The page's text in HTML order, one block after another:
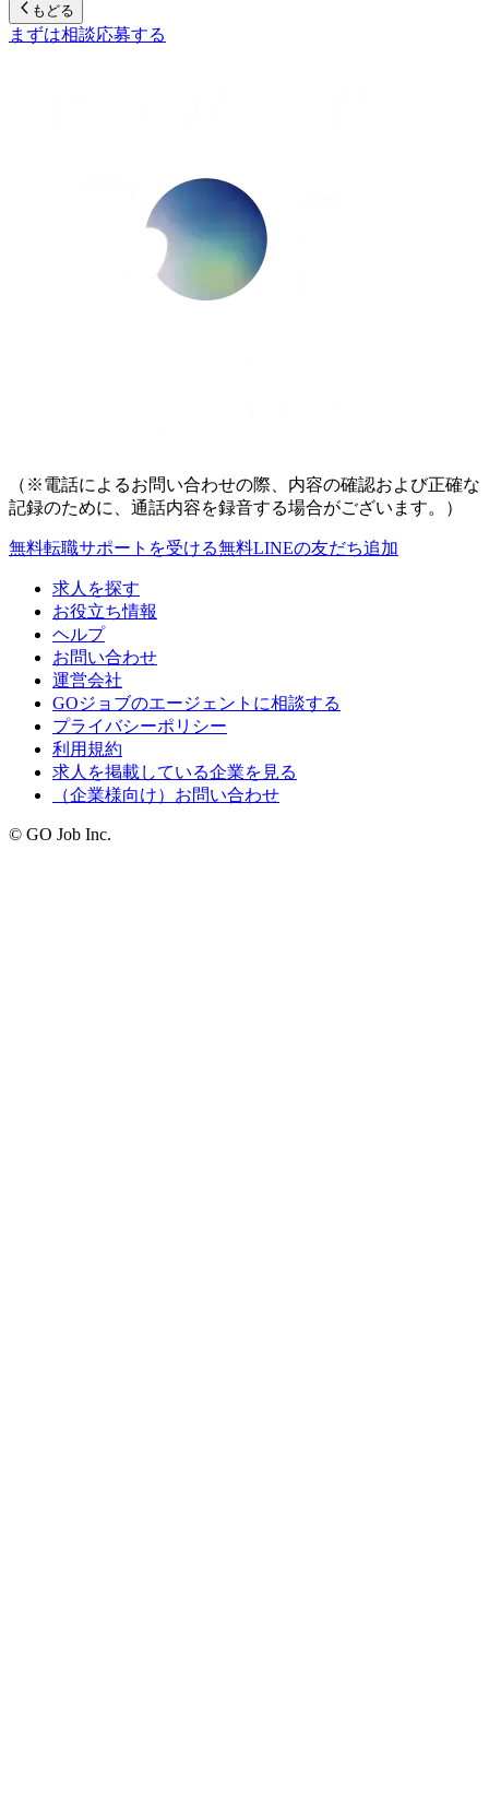
もどる
まずは相談応募する
（※電話によるお問い合わせの際、内容の確認および正確な
記録のために、通話内容を録音する場合がございます。）
無料転職サポートを受ける無料LINEの友だち追加
求人を探す
お役立ち情報
ヘルプ
お問い合わせ
運営会社
GOジョブのエージェントに相談する
プライバシーポリシー
利用規約
求人を掲載している企業を見る
（企業様向け）お問い合わせ
© GO Job Inc.